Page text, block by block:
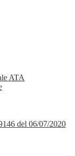
ATA
del 06/07/2020